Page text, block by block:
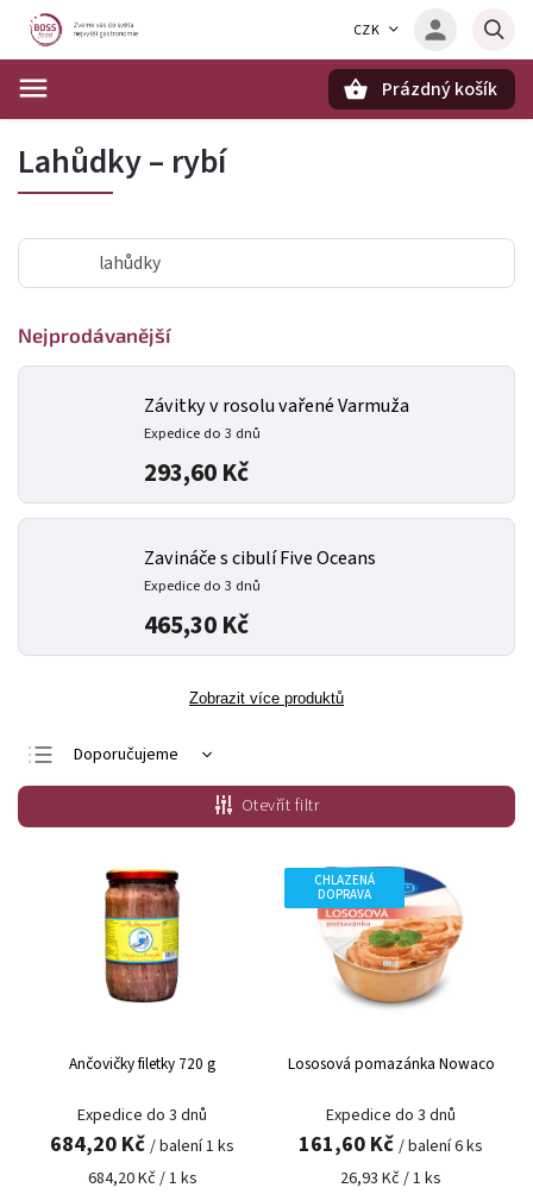
CZK
Prázdný košík
Lahůdky – rybí
lahůdky
Nejprodávanější
Závitky v rosolu vařené Varmuža
Expedice do 3 dnů
293,60 Kč
Zavináče s cibulí Five Oceans
Expedice do 3 dnů
465,30 Kč
Zobrazit více produktů
Doporučujeme
Nejlevnější
Nejdražší
Nejprodávanější
Abecedně
Otevřít filtr
Ančovičky filetky 720 g
Expedice do 3 dnů
684,20 Kč / balení 1 ks
684,20 Kč / 1 ks
CHLAZENÁ
DOPRAVA
Lososová pomazánka Nowaco
Expedice do 3 dnů
161,60 Kč / balení 6 ks
26,93 Kč / 1 ks